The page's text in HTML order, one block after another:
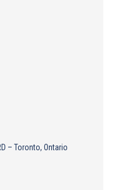
– Toronto, Ontario